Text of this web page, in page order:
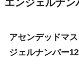
エンジェルナ
アセンデッドマ
ジェルナンバー